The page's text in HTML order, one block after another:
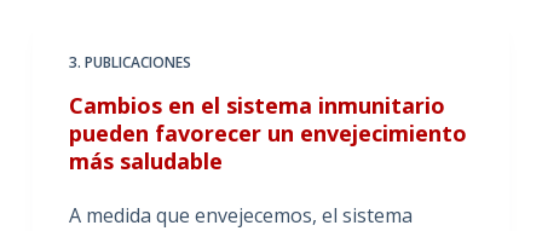
3. PUBLICACIONES
Cambios en el sistema inmunitario
pueden favorecer un envejecimiento
más saludable
A medida que envejecemos, el sistema